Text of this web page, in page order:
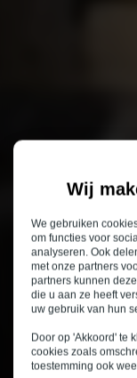
Wij
We gebruiken
om functies voor
analyseren. Ook
met onze partners
partners kunnen
die u aan ze heeft
uw gebruik van hun
Door op 'Akkoord' te
cookies zoals
toestemming ook